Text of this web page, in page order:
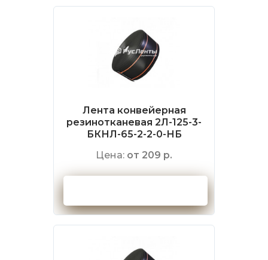
Лента конвейерная
резинотканевая 2Л-125-3-
БКНЛ-65-2-2-0-НБ
Цена: от 209 р.